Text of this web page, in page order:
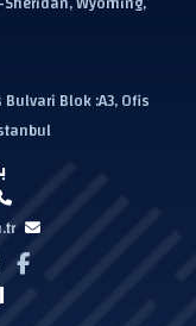
Blok :A3, Ofis